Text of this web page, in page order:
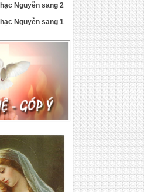
Nguyễn sang 2
Nguyễn sang 1